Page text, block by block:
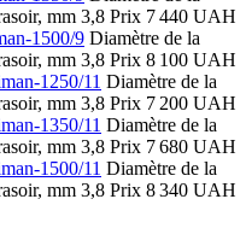
mm 3,8 Prix 7 440 UAH
1500/9 Diamètre de la
mm 3,8 Prix 8 100 UAH
1250/11 Diamètre de la
mm 3,8 Prix 7 200 UAH
1350/11 Diamètre de la
mm 3,8 Prix 7 680 UAH
1500/11 Diamètre de la
mm 3,8 Prix 8 340 UAH